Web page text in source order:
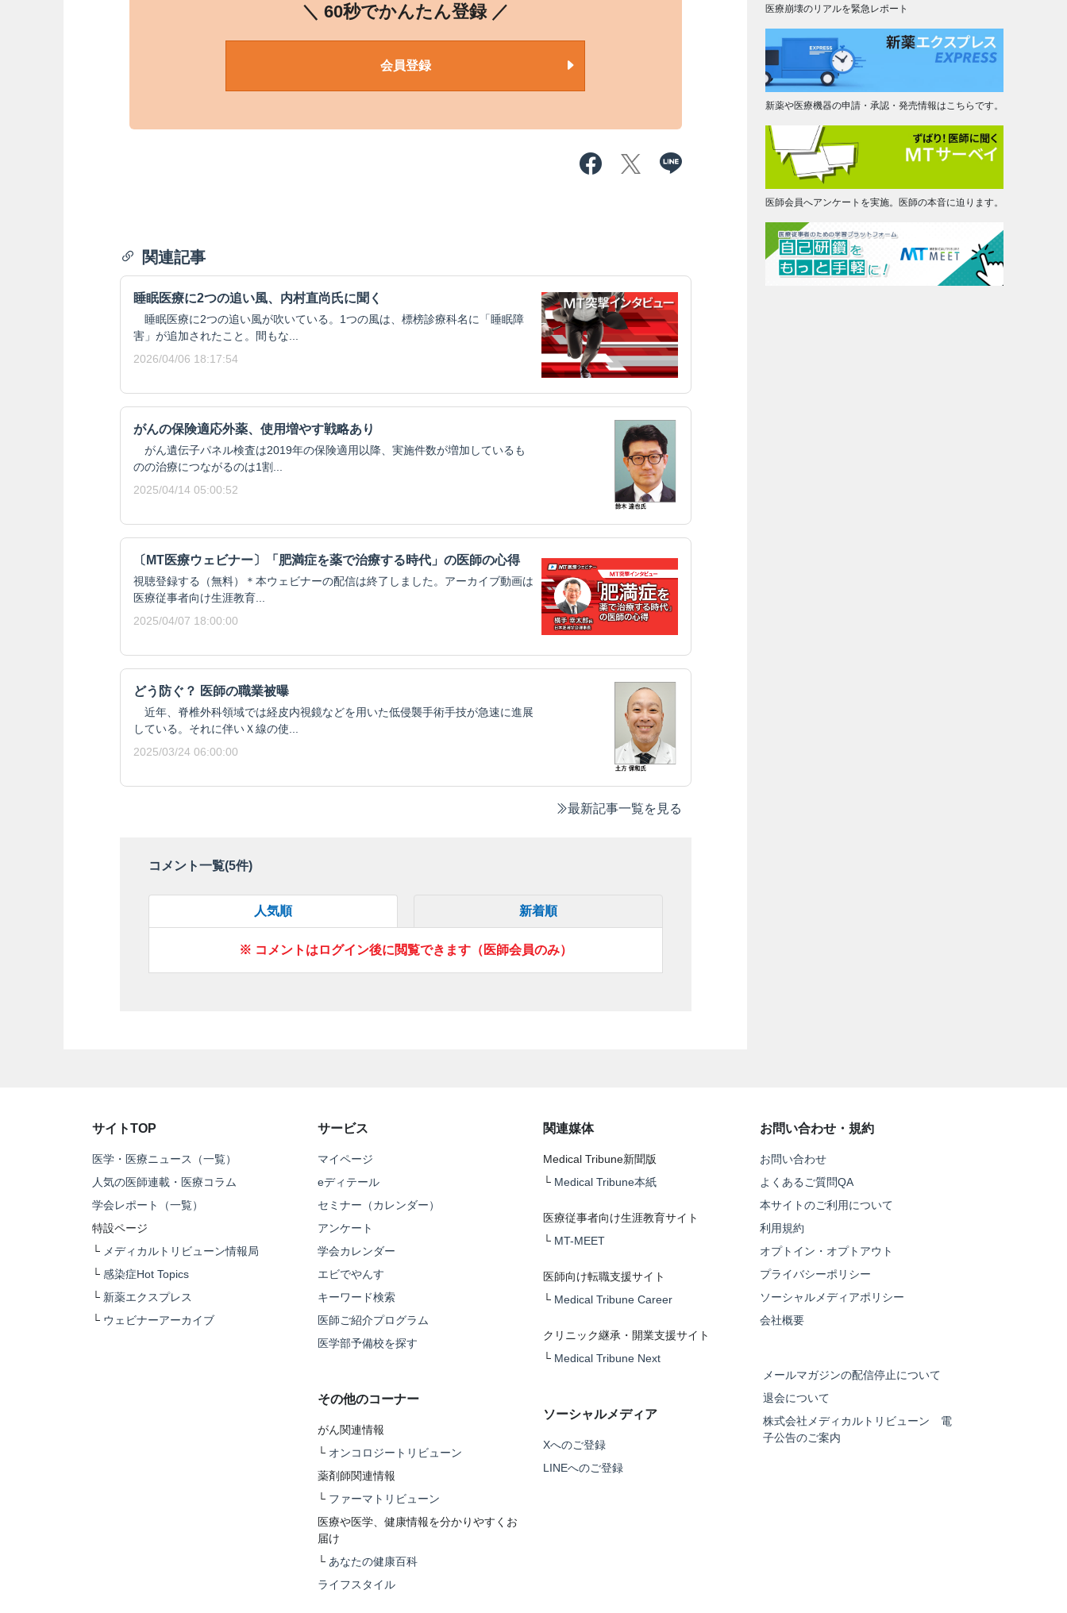
＼ 60秒でかんたん登録 ／
会員登録
関連記事
睡眠医療に2つの追い風、内村直尚氏に聞く
睡眠医療に2つの追い風が吹いている。1つの風は、標榜診療科名に「睡眠障
害」が追加されたこと。間もな...
2026/04/06 18:17:54
がんの保険適応外薬、使用増やす戦略あり
がん遺伝子パネル検査は2019年の保険適用以降、実施件数が増加しているも
のの治療につながるのは1割...
2025/04/14 05:00:52
〔MT医療ウェビナー〕「肥満症を薬で治療する時代」の医師の心得
視聴登録する（無料）＊本ウェビナーの配信は終了しました。アーカイブ動画は
医療従事者向け生涯教育...
2025/04/07 18:00:00
どう防ぐ？ 医師の職業被曝
近年、脊椎外科領域では経皮内視鏡などを用いた低侵襲手術手技が急速に進展
している。それに伴いＸ線の使...
2025/03/24 06:00:00
最新記事一覧を見る
コメント一覧(5件)
人気順 新着順
※ コメントはログイン後に閲覧できます（医師会員のみ）
医療崩壊のリアルを緊急レポート
新薬や医療機器の申請・承認・発売情報はこちらです。
医師会員へアンケートを実施。医師の本音に迫ります。
サイトTOP
医学・医療ニュース（一覧）
人気の医師連載・医療コラム
学会レポート（一覧）
特設ページ
└ メディカルトリビューン情報局
└ 感染症Hot Topics
└ 新薬エクスプレス
└ ウェビナーアーカイブ
サービス
マイページ
eディテール
セミナー（カレンダー）
アンケート
学会カレンダー
エビでやんす
キーワード検索
医師ご紹介プログラム
医学部予備校を探す
その他のコーナー
がん関連情報
└ オンコロジートリビューン
薬剤師関連情報
└ ファーマトリビューン
医療や医学、健康情報を分かりやすくお
届け
└ あなたの健康百科
ライフスタイル
関連媒体
Medical Tribune新聞版
└ Medical Tribune本紙
医療従事者向け生涯教育サイト
└ MT-MEET
医師向け転職支援サイト
└ Medical Tribune Career
クリニック継承・開業支援サイト
└ Medical Tribune Next
ソーシャルメディア
Xへのご登録
LINEへのご登録
お問い合わせ・規約
お問い合わせ
よくあるご質問QA
本サイトのご利用について
利用規約
オプトイン・オプトアウト
プライバシーポリシー
ソーシャルメディアポリシー
会社概要
メールマガジンの配信停止について
退会について
株式会社メディカルトリビューン 電
子公告のご案内